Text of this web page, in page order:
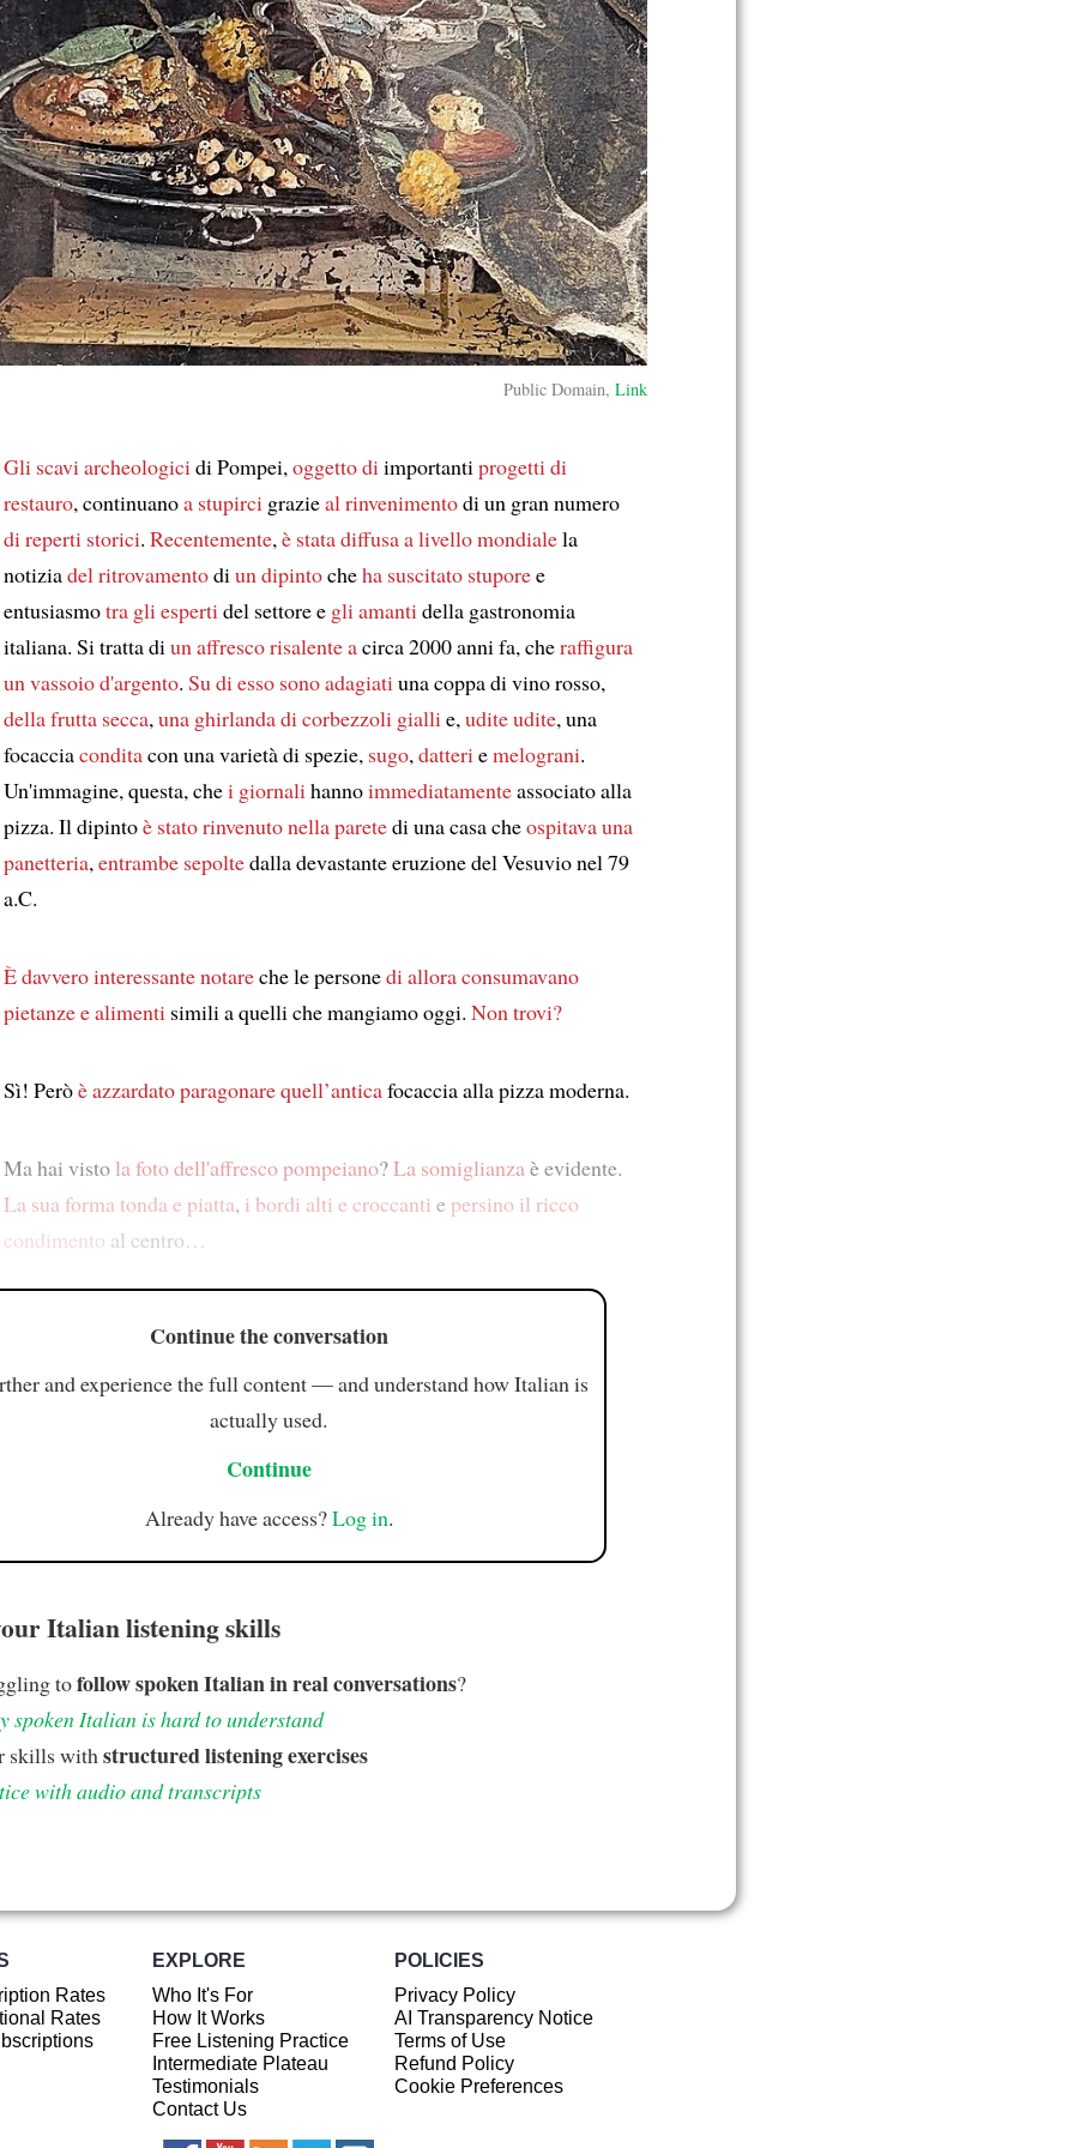
Public Domain, Link
Gli scavi archeologicidi Pompei,oggetto diimportantiprogetti di
restauro, continuanoa stupirci grazieal rinvenimentodi un gran numero
di reperti storici. Recentemente,è stata diffusaa livello mondialela
notiziadel ritrovamentodiun dipintocheha suscitato stuporee
entusiasmotra gli espertidel settore e gli amantidella gastronomia
italiana. Si tratta diun affrescorisalente acirca 2000 anni fa, cheraffigura
un vassoio d'argento. Su di esso sono adagiatiuna coppa di vino rosso,
della frutta secca,una ghirlanda di corbezzoli giallie,udite udite, una
focacciaconditacon una varietà di spezie, sugo,datteriemelograni.
Un'immagine, questa, chei giornalihannoimmediatamenteassociato alla
pizza. Il dipintoè stato rinvenutonella paretedi una casa cheospitavauna
panetteria,entrambe sepoltedalla devastante eruzione del Vesuvio nel 79
a.C.
È davvero interessante notareche le personedi alloraconsumavano
pietanze e alimenti simili a quelli che mangiamo oggi. Non trovi?
Sì! Peròè azzardato paragonarequell’anticafocaccia alla pizza moderna.
Ma hai visto la foto dell'affresco pompeiano?La somiglianzaè evidente.
La sua forma tonda e piatta, i bordi alti e croccanti e persino il ricco
condimento al centro…
Continue the conversation
and experience the full content — and understand how Italian is
actually used.
Continue
Already have access?Log in.
Italian listening skills
tofollow spoken Italian in real conversations?
spoken Italian is hard to understand
skills withstructured listening exercises
with audio and transcripts
Rates
Rates
EXPLORE
Who It's For
How It Works
Free Listening Practice
Intermediate Plateau
Testimonials
Contact Us
POLICIES
Privacy Policy
AI Transparency Notice
Terms of Use
Refund Policy
Cookie Preferences